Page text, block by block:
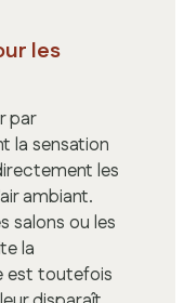
les
par
la sensation
les
ambiant.
salons ou les
la
est toutefois